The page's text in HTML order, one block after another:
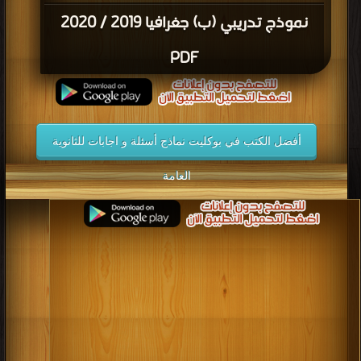
نموذج تدريبي (ب) جغرافيا 2019 / 2020
PDF
أفضل الكتب في بوكليت نماذج أسئلة و اجابات للثانوية
العامة